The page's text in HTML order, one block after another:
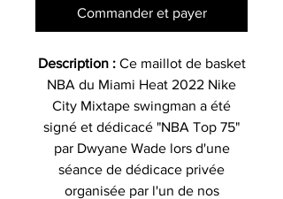
Commander et payer
Description : Ce maillot de basket
NBA du Miami Heat 2022 Nike
City Mixtape swingman a été
signé et dédicacé "NBA Top 75"
par Dwyane Wade lors d'une
séance de dédicace privée
organisée par l'un de nos